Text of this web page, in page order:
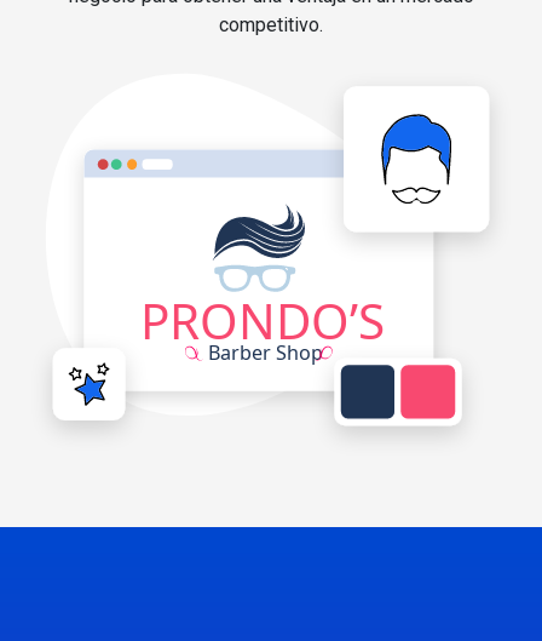
competitivo.